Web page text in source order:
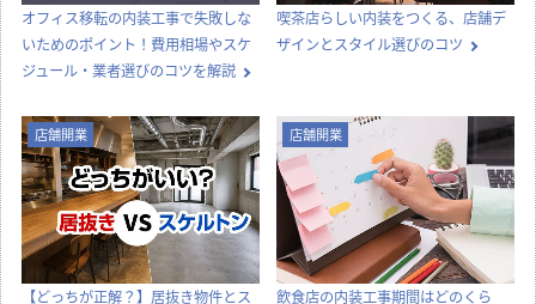
オフィス移転の内装工事で失敗しな
いためのポイント！費用相場やスケ
ジュール・業者選びのコツを解説
喫茶店らしい内装をつくる、店舗デ
ザインとスタイル選びのコツ
店舗開業
【どっちが正解？】居抜き物件とス
店舗開業
飲食店の内装工事期間はどのくら